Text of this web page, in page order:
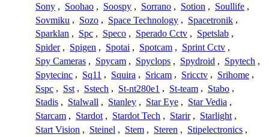
Sony , Soohao , Soospy , Sorrano , Sotion , Soullife ,
Sovmiku , Sozo , Space Technology , Spacetronik ,
Sparklan , Spc , Speco , Sperado Cctv , Spetslab ,
Spider , Spigen , Spotai , Spotcam , Sprint Cctv ,
Spy Cameras , Spycam , Spyclops , Spydroid , Spytech ,
Spytecinc , Sq11 , Squira , Sricam , Sricctv , Srihome ,
Sspc , Sst , Sstech , St-nt280e1 , St-team , Stabo ,
Stadis , Stalwall , Stanley , Star Eye , Star Vedia ,
Starcam , Stardot , Stardot Tech , Starir , Starlight ,
Start Vision , Steinel , Stem , Steren , Stipelectronics ,